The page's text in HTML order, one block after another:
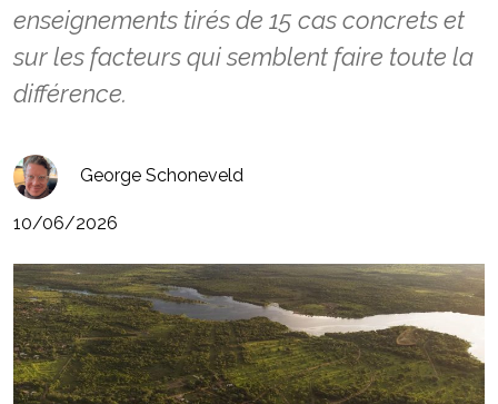
enseignements tirés de 15 cas concrets et
sur les facteurs qui semblent faire toute la
différence.
George Schoneveld
10/06/2026